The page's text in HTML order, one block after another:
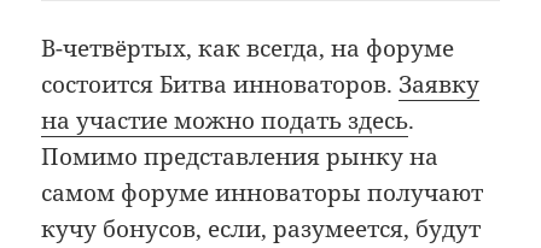
В-четвёртых, как всегда, на форуме
состоится Битва инноваторов. Заявку
на участие можно подать здесь.
Помимо представления рынку на
самом форуме инноваторы получают
кучу бонусов, если, разумеется, будут